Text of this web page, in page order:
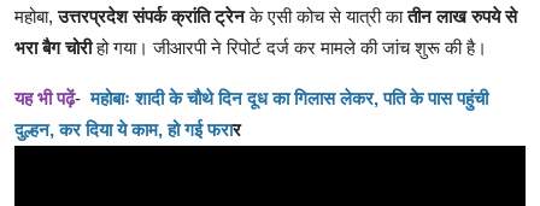
महोबा,उत्तरप्रदेश संपर्क क्रांति ट्रेनके एसी कोच से यात्री कातीन लाख रुपये से
भरा बैग चोरीहो गया। जीआरपी ने रिपोर्ट दर्ज कर मामले की जांच शुरू की है।
यह भी पढ़ें-महोबाः शादी के चौथे दिन दूध का गिलास लेकर, पति के पास पहुंची
दुल्हन, कर दिया ये काम, हो गई फरार